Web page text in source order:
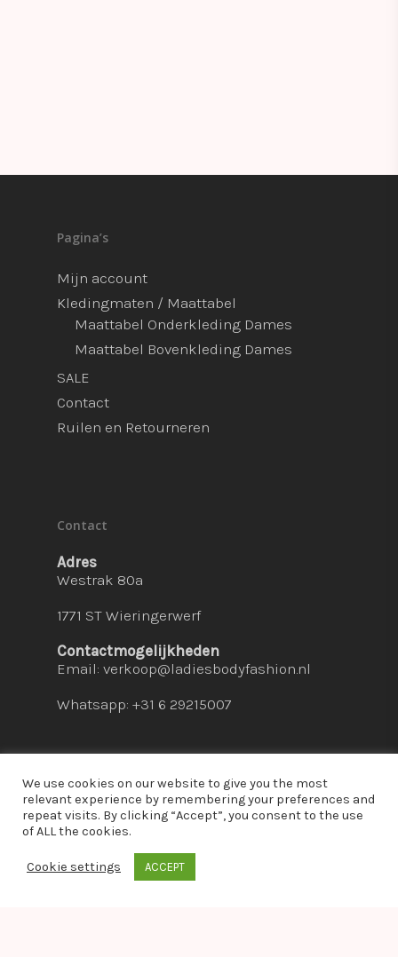
Pagina’s
Mijn account
Kledingmaten / Maattabel
Maattabel Onderkleding Dames
Maattabel Bovenkleding Dames
SALE
Contact
Ruilen en Retourneren
Contact
Adres
Westrak 80a
1771 ST Wieringerwerf
Contactmogelijkheden
Email: verkoop@ladiesbodyfashion.nl
Whatsapp: +31 6 29215007
© 2026 Ladies Bodyfashion. hosted by:
We use cookies on our website to give you the most
relevant experience by remembering your preferences and
repeat visits. By clicking “Accept”, you consent to the use
of ALL the cookies.
Cookie settings ACCEPT